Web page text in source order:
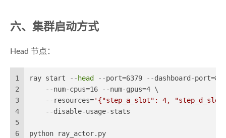
六、集群启动方式
Head 节点：
1
2
3
4
5
6
ray start -- head
--port=6379 --dashboard-
    --num-cpus=16 --num-gpus=4 \
    --resources=
'{"step_a_slot": 4,
    --disable-usage-stats
python ray_actor.py